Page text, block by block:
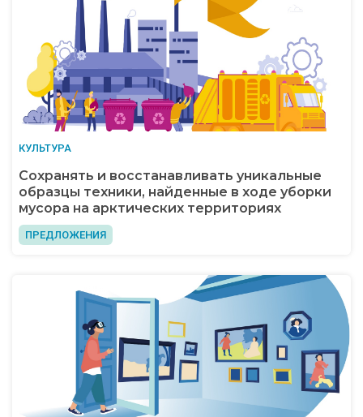
КУЛЬТУРА
Сохранять и восстанавливать уникальные
образцы техники, найденные в ходе уборки
мусора на арктических территориях
ПРЕДЛОЖЕНИЯ